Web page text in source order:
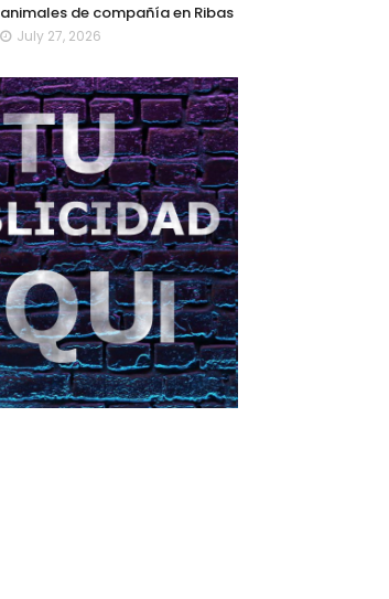
animales de compañía en Ribas
July 27, 2026